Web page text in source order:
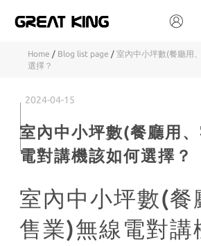
Home / Blog list page / 室內中小坪數(餐廳用
選擇？
2024-04-15
室內中小坪數(餐廳用
電對講機該如何選擇？
室內中小坪數(餐
售業)無線電對講